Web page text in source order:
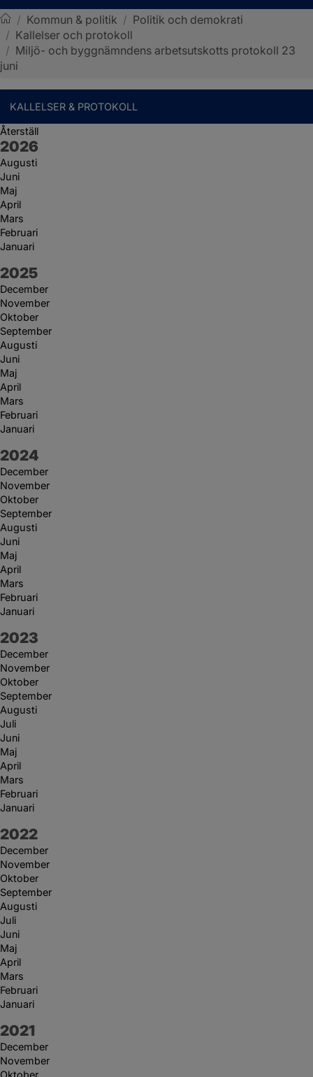
Sotenäs kommun
/ Kommun & politik / Politik och demokrati
/ Kallelser och protokoll
/ Miljö- och byggnämndens arbetsutskotts protokoll 23
juni
KALLELSER & PROTOKOLL
Återställ
År:
2026
Augusti
Juni
Maj
April
Mars
Februari
Januari
År:
2025
December
November
Oktober
September
Augusti
Juni
Maj
April
Mars
Februari
Januari
År:
2024
December
November
Oktober
September
Augusti
Juni
Maj
April
Mars
Februari
Januari
År:
2023
December
November
Oktober
September
Augusti
Juli
Juni
Maj
April
Mars
Februari
Januari
År:
2022
December
November
Oktober
September
Augusti
Juli
Juni
Maj
April
Mars
Februari
Januari
År:
2021
December
November
Oktober